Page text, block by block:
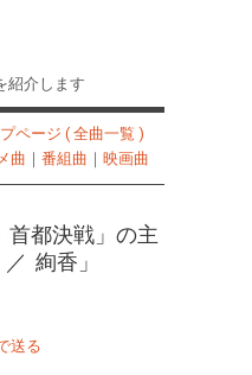
紹介します
プページ ( 全曲一覧 )
曲 ｜ 番組曲 ｜ 映画曲
首都決戦」の主
絢香」